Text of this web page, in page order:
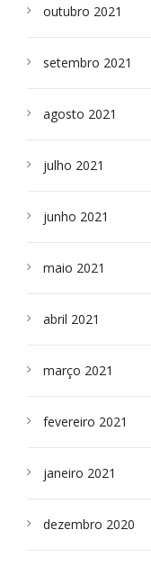
outubro 2021
setembro 2021
agosto 2021
julho 2021
junho 2021
maio 2021
abril 2021
março 2021
fevereiro 2021
janeiro 2021
dezembro 2020